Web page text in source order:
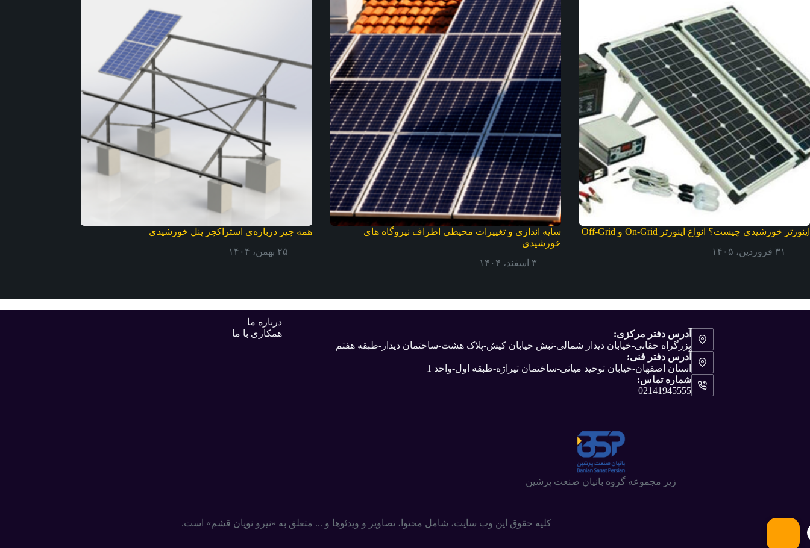
اینورتر خورشیدی چیست؟ انواع اینورتر On-Grid و Off-Grid
۳۱ فروردین، ۱۴۰۵
سایه اندازی و تغییرات محیطی اطراف نیروگاه های
خورشیدی
۳ اسفند، ۱۴۰۴
همه چیز درباره‌ی استراکچر پنل خورشیدی
۲۵ بهمن، ۱۴۰۴
آدرس دفتر مرکزی:
بزرگراه حقانی-خیابان دیدار شمالی-نبش خیابان کیش-پلاک هشت-ساختمان دیدار-طبقه هفتم
آدرس دفتر فنی:
استان اصفهان-خیابان توحید میانی-ساختمان تیراژه-طبقه اول-واحد 1
شماره تماس:
02141945555
درباره ما
همکاری با ما
زیر مجموعه گروه بانیان صنعت پرشین
کلیه حقوق این وب سایت،‌ شامل محتوا، تصاویر و ویدئوها و ... متعلق به «نیرو نویان قشم» است.